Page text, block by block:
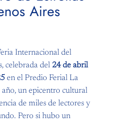
Aires
Internacional del
celebrada del 24 de abril
en el Predio Ferial La
año, un epicentro cultural
de miles de lectores y
Pero si hubo un